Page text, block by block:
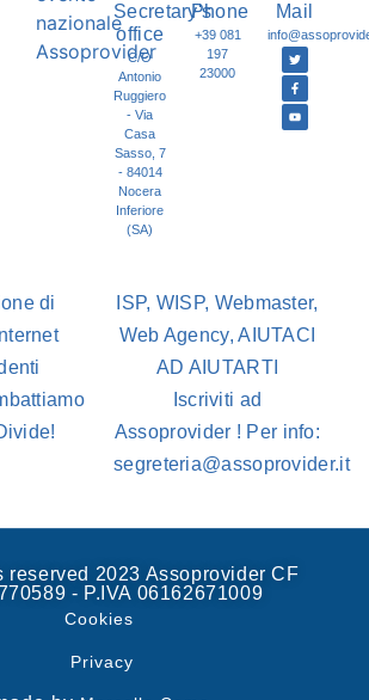
Secretary's
office
C/O
Antonio
Ruggiero
- Via
Casa
Sasso, 7
- 84014
Nocera
Inferiore
(SA)
Phone
+39 081
197
23000
Mail
di
ISP, WISP, Webmaster,
Web Agency, AIUTACI
AD AIUTARTI
Iscriviti ad
Assoprovider ! Per info:
segreteria@assoprovider.it
reserved 2023 Assoprovider CF
- P.IVA 06162671009
Cookies
Privacy